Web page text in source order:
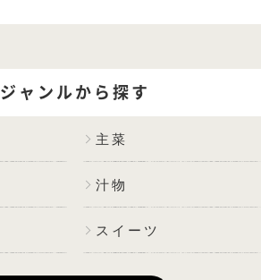
ジャンルから探す
主菜
汁物
スイーツ